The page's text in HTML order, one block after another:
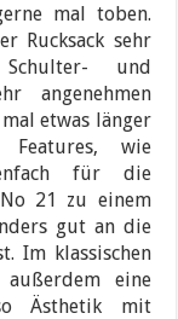
mal toben.
Rucksack sehr
und
angenehmen
etwas länger
Features, wie
für die
21 zu einem
gut an die
Im klassischen
eine
Ästhetik mit